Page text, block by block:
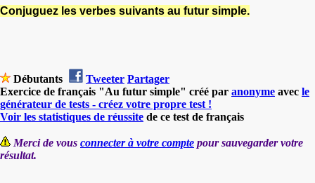
Conjuguez les verbes suivants au futur simple.
Débutants Tweeter Partager
Exercice de français "Au futur simple" créé par anonyme avec le
générateur de tests - créez votre propre test !
Voir les statistiques de réussite de ce test de français
Merci de vous connecter à votre compte pour sauvegarder votre
résultat.